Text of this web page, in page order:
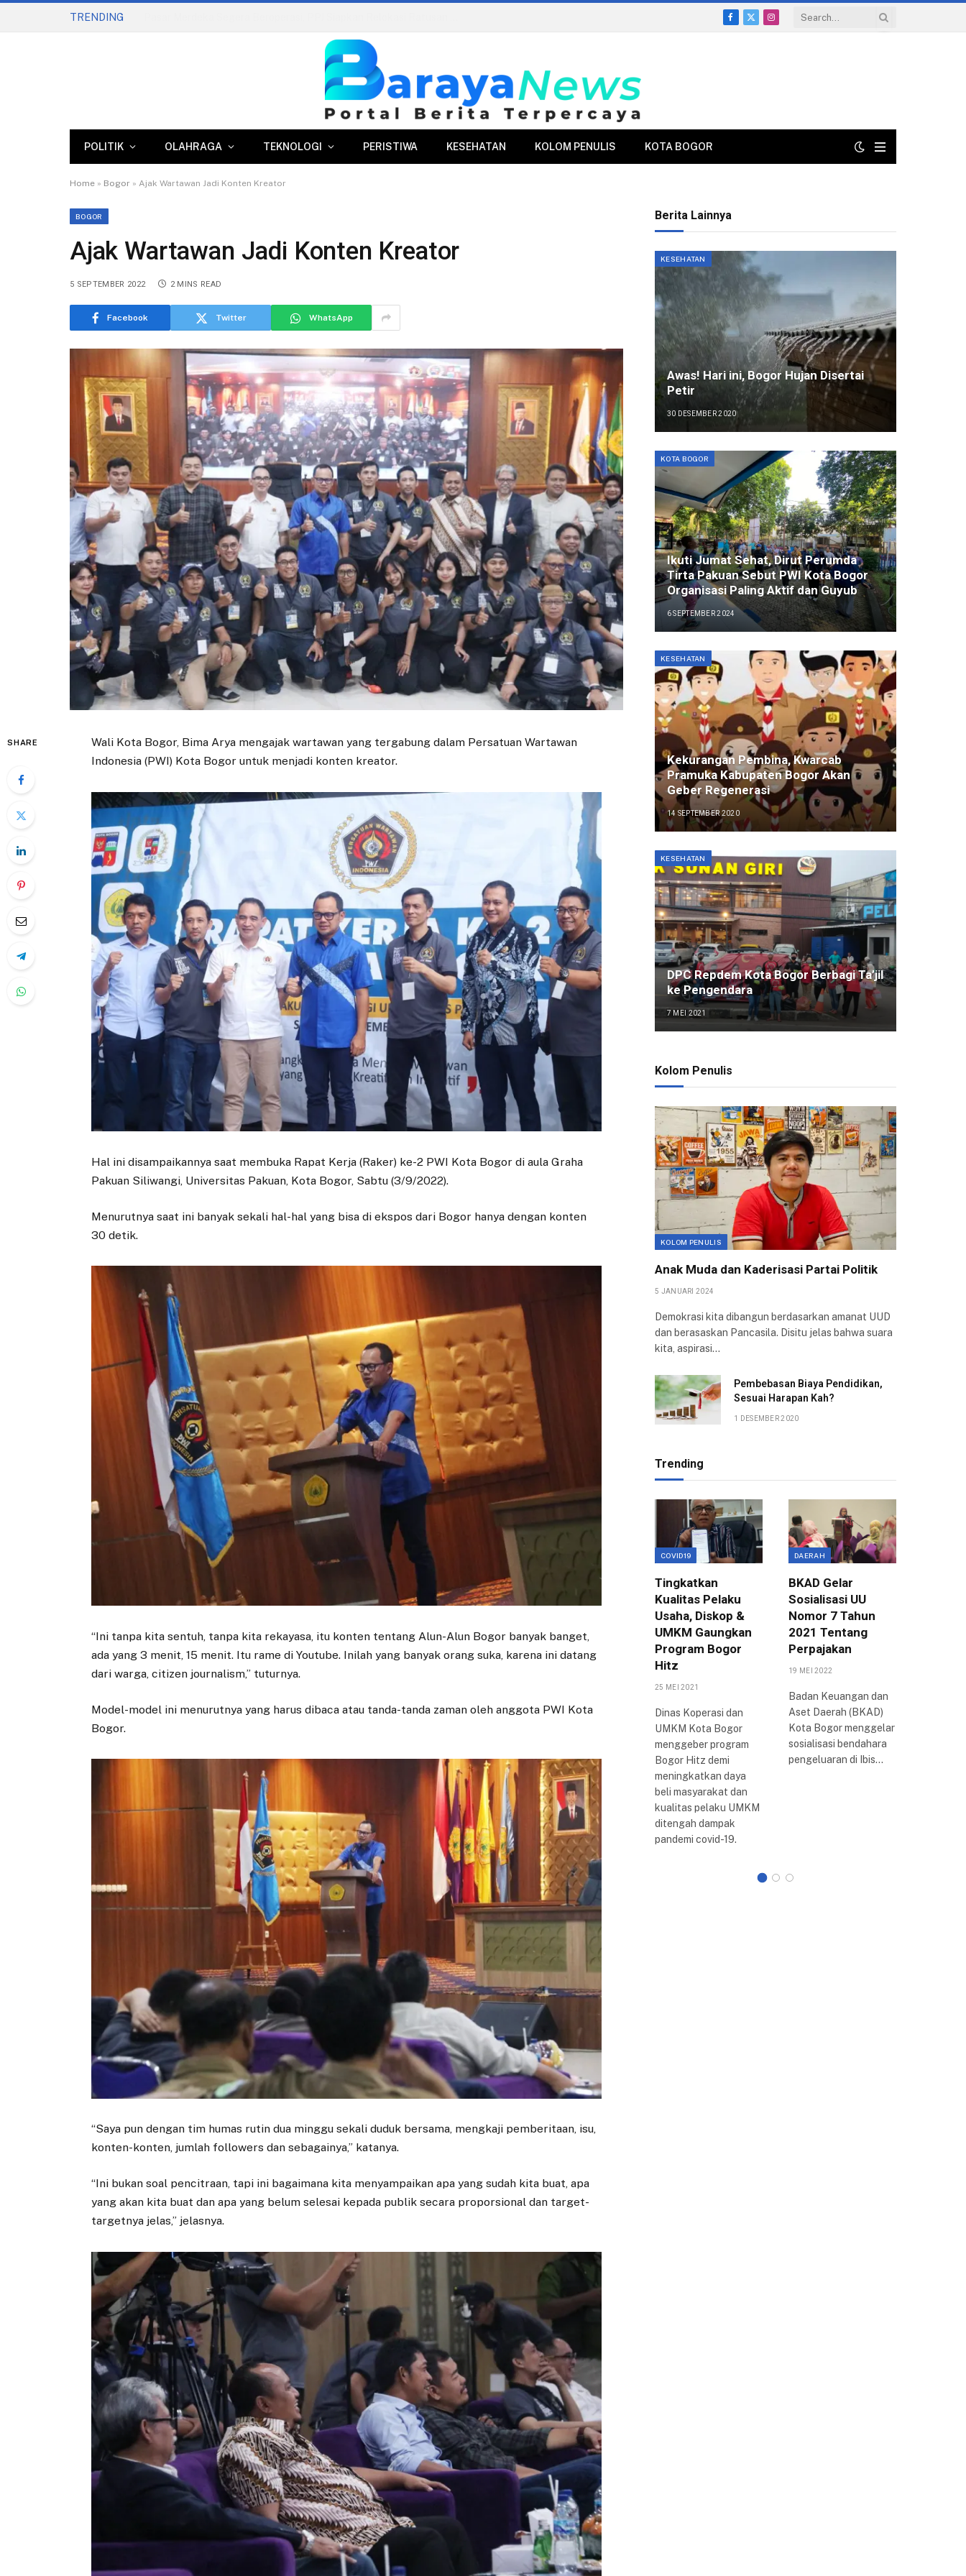
TRENDING
Facebook
X
Instagram
POLITIK OLAHRAGA TEKNOLOGI PERISTIWA KESEHATAN KOLOM PENULIS KOTA BOGOR
Home » Bogor » Ajak Wartawan Jadi Konten Kreator
BOGOR
Ajak Wartawan Jadi Konten Kreator
5 SEPTEMBER 2022 2 MINS READ
Facebook Twitter WhatsApp
SHARE
Wali Kota Bogor, Bima Arya mengajak wartawan yang tergabung dalam Persatuan Wartawan
Indonesia (PWI) Kota Bogor untuk menjadi konten kreator.
Hal ini disampaikannya saat membuka Rapat Kerja (Raker) ke-2 PWI Kota Bogor di aula Graha
Pakuan Siliwangi, Universitas Pakuan, Kota Bogor, Sabtu (3/9/2022).
Menurutnya saat ini banyak sekali hal-hal yang bisa di ekspos dari Bogor hanya dengan konten
30 detik.
“Ini tanpa kita sentuh, tanpa kita rekayasa, itu konten tentang Alun-Alun Bogor banyak banget,
ada yang 3 menit, 15 menit. Itu rame di Youtube. Inilah yang banyak orang suka, karena ini datang
dari warga, citizen journalism,” tuturnya.
Model-model ini menurutnya yang harus dibaca atau tanda-tanda zaman oleh anggota PWI Kota
Bogor.
“Saya pun dengan tim humas rutin dua minggu sekali duduk bersama, mengkaji pemberitaan, isu,
konten-konten, jumlah followers dan sebagainya,” katanya.
“Ini bukan soal pencitraan, tapi ini bagaimana kita menyampaikan apa yang sudah kita buat, apa
yang akan kita buat dan apa yang belum selesai kepada publik secara proporsional dan target-
targetnya jelas,” jelasnya.
Berita Lainnya
KESEHATAN
Awas! Hari ini, Bogor Hujan Disertai
Petir
30 DESEMBER 2020
KOTA BOGOR
Ikuti Jumat Sehat, Dirut Perumda
Tirta Pakuan Sebut PWI Kota Bogor
Organisasi Paling Aktif dan Guyub
6 SEPTEMBER 2024
KESEHATAN
Kekurangan Pembina, Kwarcab
Pramuka Kabupaten Bogor Akan
Geber Regenerasi
14 SEPTEMBER 2020
KESEHATAN
DPC Repdem Kota Bogor Berbagi Ta’jil
ke Pengendara
7 MEI 2021
Kolom Penulis
KOLOM PENULIS
Anak Muda dan Kaderisasi Partai Politik
5 JANUARI 2024
Demokrasi kita dibangun berdasarkan amanat UUD
dan berasaskan Pancasila. Disitu jelas bahwa suara
kita, aspirasi…
Pembebasan Biaya Pendidikan,
Sesuai Harapan Kah?
1 DESEMBER 2020
Trending
DAERAH
Pasar Gembrong
Sukasari Siap
9 JUNI 2025
BOGOR – Progres
Jalan Siliwangi,
DAERAH
Rapat Kerja
dengan
Komisi IV DPRD
Bogor Fokus
28 JANUARI 2026
menggelar rapat kerja
bersama Dinas
Koperasi, Usaha
Kecil…
COVID19
Tingkatkan
Kualitas Pelaku
Usaha, Diskop &
UMKM Gaungkan
Program Bogor
Hitz
25 MEI 2021
Dinas Koperasi dan
UMKM Kota Bogor
menggeber program
Bogor Hitz demi
meningkatkan daya
beli masyarakat dan
kualitas pelaku UMKM
ditengah dampak
pandemi covid-19.
DAERAH
BKAD Gelar
Sosialisasi UU
Nomor 7 Tahun
2021 Tentang
Perpajakan
19 MEI 2022
Badan Keuangan dan
Aset Daerah (BKAD)
Kota Bogor menggelar
sosialisasi bendahara
pengeluaran di Ibis…